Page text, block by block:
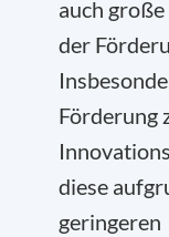
auch
der
Förderung
diese
geringeren